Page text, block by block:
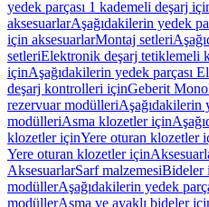
yedek parçası 1 kademeli deşarj
aksesuarlarAşağıdakilerin yedek
için aksesuarlarMontaj setleri
setleriElektronik deşarj tetiklemeli
içinAşağıdakilerin yedek parçası
deşarj kontrolleri içinGeberit
rezervuar modülleriAşağıdakilerin
modülleriAsma klozetler için
klozetler içinYere oturan klozetler
Yere oturan klozetler için
AksesuarlarSarf malzemesiBideler
modüllerAşağıdakilerin yedek
modüllerAsma ve ayaklı bideler